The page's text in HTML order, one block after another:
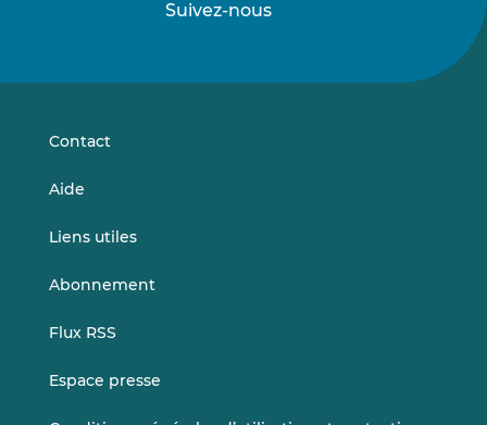
Suivez-nous
sursur
Contact
Aide
Liens utiles
Abonnement
Flux RSS
Espace presse